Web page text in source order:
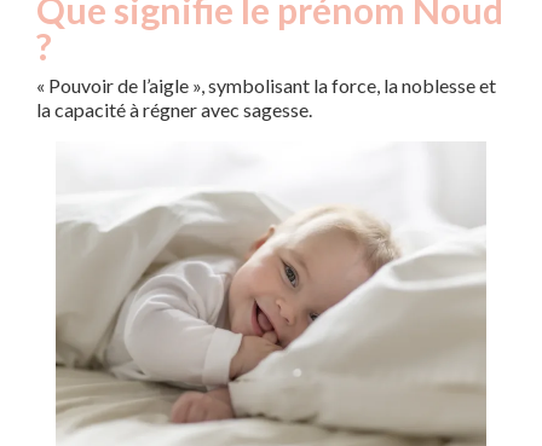
Que signifie le prénom Noud
?
« Pouvoir de l’aigle », symbolisant la force, la noblesse et
la capacité à régner avec sagesse.